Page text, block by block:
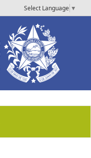
Select Language ▼